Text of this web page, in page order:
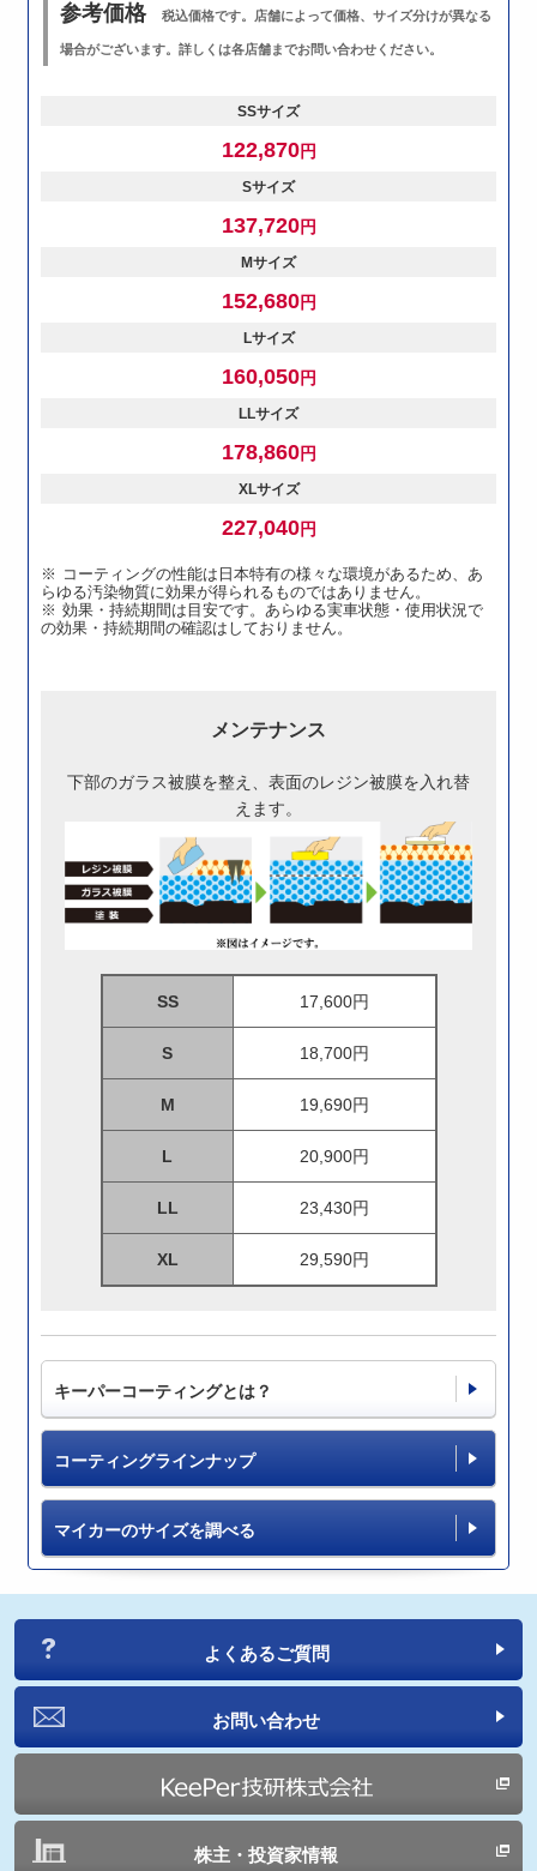
参考価格 税込価格です。店舗によって価格、サイズ分けが異なる
場合がございます。詳しくは各店舗までお問い合わせください。
SSサイズ
122,870円
Sサイズ
137,720円
Mサイズ
152,680円
Lサイズ
160,050円
LLサイズ
178,860円
XLサイズ
227,040円
コーティングの性能は日本特有の様々な環境があるため、あ
らゆる汚染物質に効果が得られるものではありません。
効果・持続期間は目安です。あらゆる実車状態・使用状況で
の効果・持続期間の確認はしておりません。
メンテナンス
下部のガラス被膜を整え、表面のレジン被膜を入れ替
えます。
SS 17,600円
S 18,700円
M 19,690円
L 20,900円
LL 23,430円
XL 29,590円
キーパーコーティングとは？
コーティングラインナップ
マイカーのサイズを調べる
よくあるご質問
お問い合わせ
株主・投資家情報